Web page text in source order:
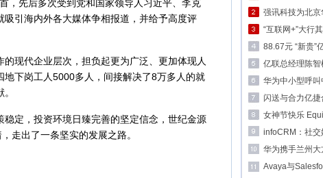
，先后多次受到党和国家领导人习近平、李克
引海内外各大媒体争相报道，并给予高度评
现代企业层次，担负起更为广泛、更加体现人
下岗工人5000多人，间接解决了8万多人的就
定，投资环境日臻完善的坚定信念，世纪金源
走出了一条坚实的发展之路。
强讯科技为北
“互联网+”大行
88.67元 “新贵”
亿联总经理陈
华为中小型呼
闪送与合力亿
女神节快乐
infoCRM：社交
华为携手兰州
Avaya与